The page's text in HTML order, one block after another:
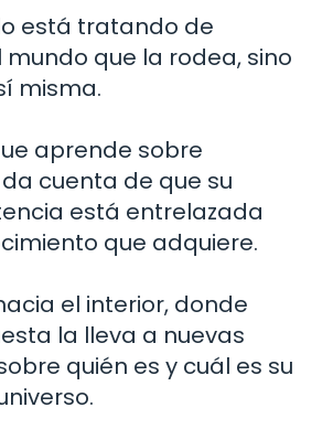
está tratando de
que la rodea, sino
misma.
aprende sobre
cuenta de que su
está entrelazada
que adquiere.
el interior, donde
la lleva a nuevas
quién es y cuál es su